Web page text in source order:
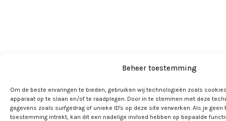
Beheer toestemming
Om de beste ervaringen te bieden, gebruiken wij technologieën zoals
apparaat op te slaan en/of te raadplegen. Door in te stemmen met deze
gegevens zoals surfgedrag of unieke ID's op deze site verwerken. Als je
toestemming intrekt, kan dit een nadelige invloed hebben op bepaalde